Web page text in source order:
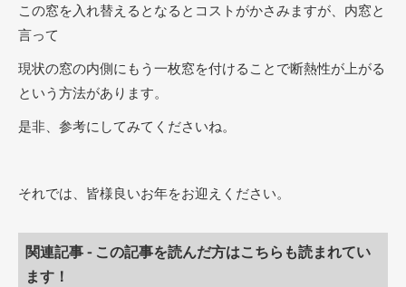
この窓を入れ替えるとなるとコストがかさみますが、内窓と
言って
現状の窓の内側にもう一枚窓を付けることで断熱性が上がる
という方法があります。
是非、参考にしてみてくださいね。
それでは、皆様良いお年をお迎えください。
関連記事 - この記事を読んだ方はこちらも読まれてい
ます！